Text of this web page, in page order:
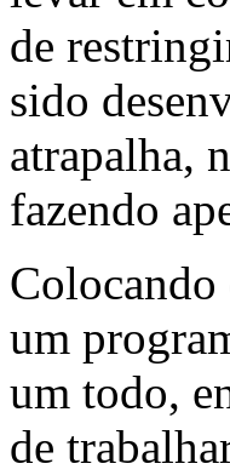
de
sido
atrapalha,
fazendo
Colocando
um
um todo,
de